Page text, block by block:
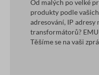
Od malých po velké
produkty podle
adresování, IP
transformátorů? EMU
Těšíme se na vaši